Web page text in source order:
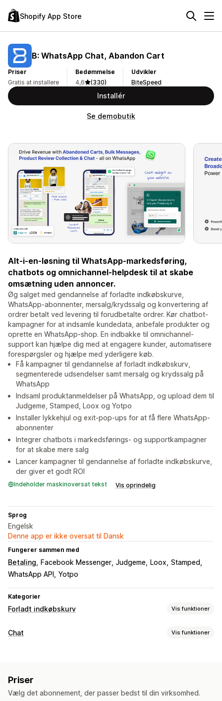
Shopify App Store
B: WhatsApp Chat, Abandon Cart
Priser
Gratis at installere
Bedømmelse
4,6
(330)
Udvikler
BiteSpeed
Installér
Se demobutik
Alt-i-en-løsning til WhatsApp-markedsføring,
chatbots og omnichannel-helpdesk til at skabe
omsætning uden annoncer.
Øg salget med gendannelse af forladte indkøbskurve,
WhatsApp-abonnenter, mersalg/krydssalg og konvertering af
ordrer betalt ved levering til forudbetalte ordrer. Kør chatbot-
kampagner for at indsamle kundedata, anbefale produkter og
oprette en WhatsApp-shop. En indbakke til omnichannel-
support kan hjælpe dig med at engagere kunder, automatisere
forespørgsler og hjælpe med yderligere køb.
Få kampagner til gendannelse af forladt indkøbskurv,
segmenterede udsendelser samt mersalg og krydssalg på
WhatsApp
Indsaml produktanmeldelser på WhatsApp, og upload dem til
Judgeme, Stamped, Loox og Yotpo
Installer lykkehjul og exit-pop-ups for at få flere WhatsApp-
abonnenter
Integrer chatbots i markedsførings- og supportkampagner
for at skabe mere salg
Lancer kampagner til gendannelse af forladte indkøbskurve,
der giver et godt ROI
Indeholder maskinoversat tekst Vis oprindelig
Sprog
Engelsk
Denne app er ikke oversat til Dansk
Fungerer sammen med
Betaling Facebook Messenger Judgeme Loox Stamped
WhatsApp API
Yotpo
Kategorier
Forladt indkøbskurv Vis funktioner
Gendannelse af indkøbskurv
Pop op-vinduer til samtykke
Tidsbegrænsede tilbud
Spil og konkurrencer
Chat Vis funktioner
Chat via mail
Pushmeddelelser Ring op Adfærdssporing Agentanalyser
Priser
Vælg det abonnement, der passer bedst til din virksomhed.